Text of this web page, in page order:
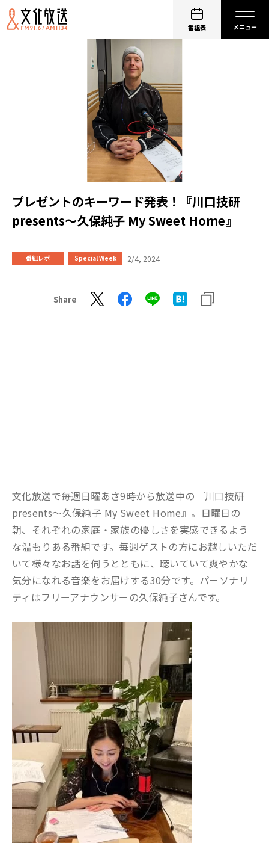
番組表
プレゼントのキーワード発表！『川口技研
presents～久保純子 My Sweet Home』
番組レポ Special Week 2/4, 2024
Share
文化放送で毎週日曜あさ9時から放送中の『川口技研
presents～久保純子 My Sweet Home』。日曜日の
朝、それぞれの家庭・家族の優しさを実感できるよう
な温もりある番組です。毎週ゲストの方にお越しいただ
いて様々なお話を伺うとともに、聴いていて爽やかな
気分になれる音楽をお届けする30分です。パーソナリ
ティはフリーアナウンサーの久保純子さんです。